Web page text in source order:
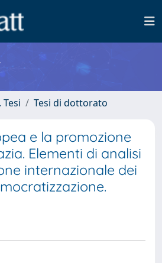
Tesi Tesi di dottorato
e la promozione
Elementi di analisi
internazionale dei